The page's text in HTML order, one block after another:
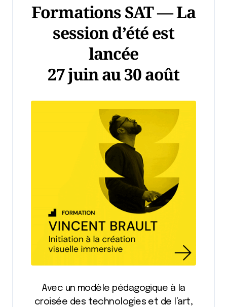
Formations SAT — La
session d’été est
lancée
27 juin au 30 août
Avec un modèle pédagogique à la
croisée des technologies et de l’art,